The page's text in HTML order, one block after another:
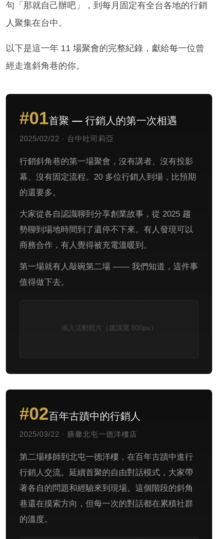
句「那就自己辦吧」，到每月固定有全台各地的行銷
人聚集在台中。
以下是這一年 11 場聚會的完整紀錄，獻給每一位曾
經走進斜角巷的你。
#01首聚 — 行銷人的第一次相遇
2025/02/22 · 台中吐司莉亞
行銷斜角巷的第一場聚會，沒有講者、沒有投影
幕、沒有固定流程。20 多位行銷人到場，比預期
的還要多。
大家從各自認識聊到分享創業故事，從 2025 趨
勢聊到場地時間到了還停不下來。有人發現可以
商務合作，有人覺得被充電溫暖到。
第一場就有人敲碗第二場 —— 我們知道，這件事
值得做下去。
插入活動照片（建議寬 800px）
#02百年古蹟中的行銷人
2025/03/22 · 膳馨北屯一德洋樓店
第二場移師到北屯一德洋樓，在百年古蹟中進行
行銷人交流。延續首聚的自由對話模式，大家帶
著各自的問題和經驗來到現場。這個階段的斜角
巷還在摸索方向，但每一次的對話都在累積社群
的溫度。